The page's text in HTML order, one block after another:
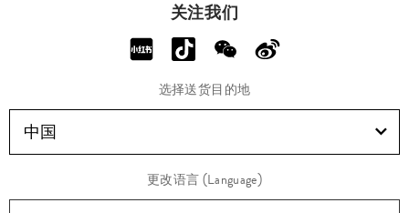
关注我们
选择送货目的地
中国
更改语言 (Language)